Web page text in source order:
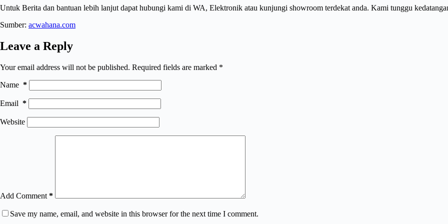
Untuk Berita dan bantuan lebih lanjut dapat hubungi kami di WA, Elektronik atau kunjungi showroom terdekat anda. Kami tunggu
Sumber: acwahana.com
Leave a Reply
Your email address will not be published. Required fields are marked *
Name *
Email *
Website
Add Comment *
Save my name, email, and website in this browser for the next time I comment.